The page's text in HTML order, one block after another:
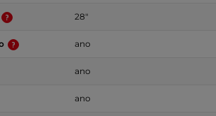
28"
ano
ano
ano